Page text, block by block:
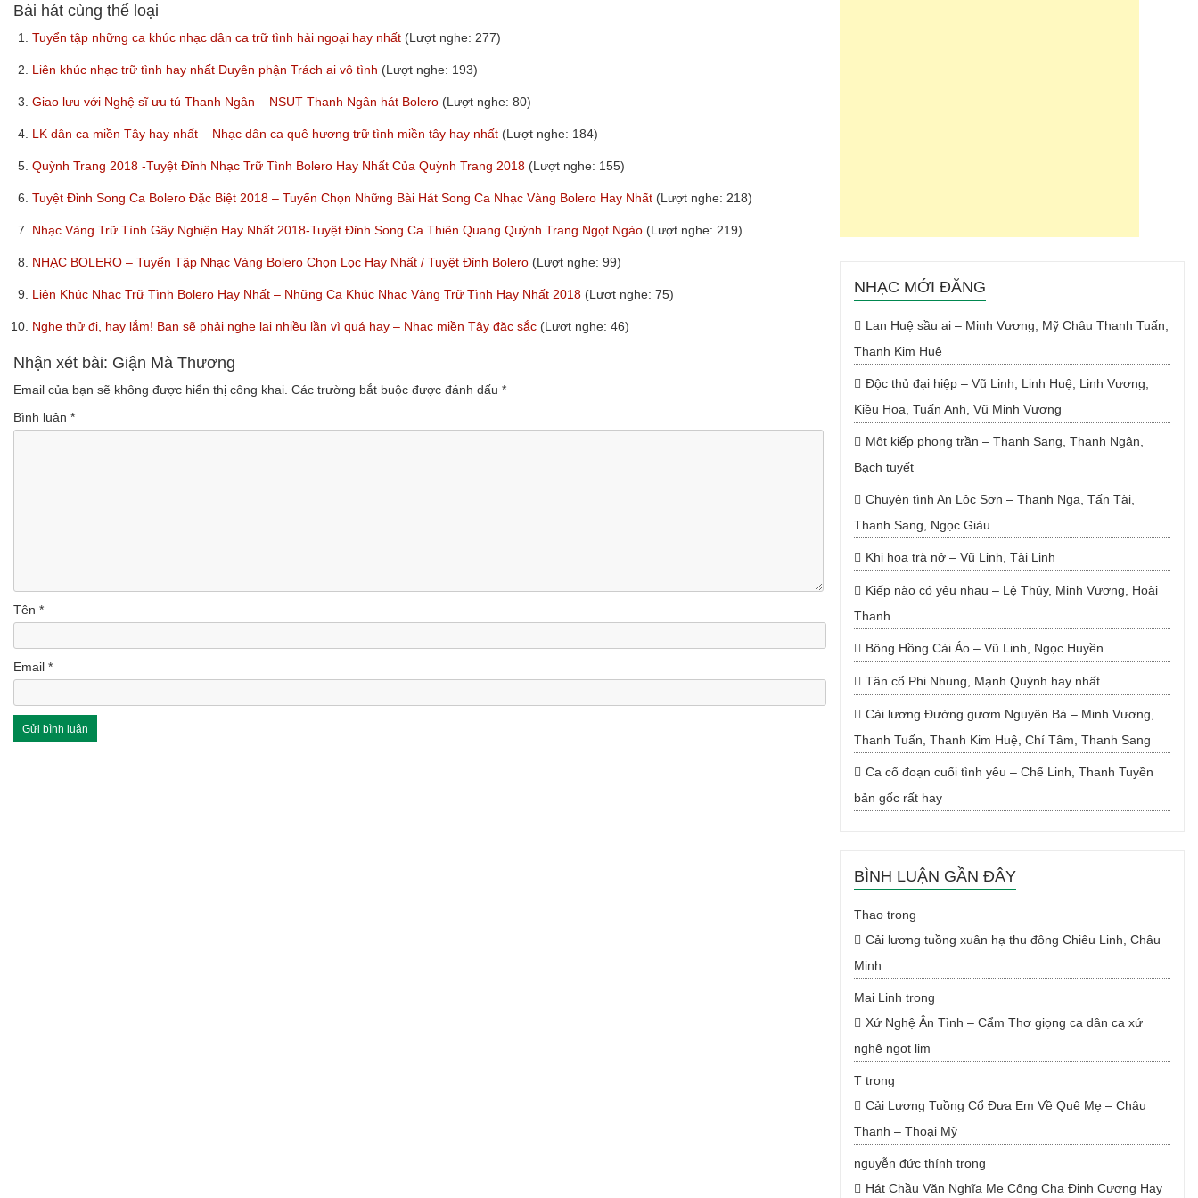
Bài hát cùng thể loại
1. Tuyển tập những ca khúc nhạc dân ca trữ tình hải ngoại hay nhất (Lượt nghe: 277)
2. Liên khúc nhạc trữ tình hay nhất Duyên phận Trách ai vô tình (Lượt nghe: 193)
3. Giao lưu với Nghệ sĩ ưu tú Thanh Ngân – NSUT Thanh Ngân hát Bolero (Lượt nghe: 80)
4. LK dân ca miền Tây hay nhất – Nhạc dân ca quê hương trữ tình miền tây hay nhất (Lượt nghe: 184)
5. Quỳnh Trang 2018 -Tuyệt Đỉnh Nhạc Trữ Tình Bolero Hay Nhất Của Quỳnh Trang 2018 (Lượt nghe: 155)
6. Tuyệt Đỉnh Song Ca Bolero Đặc Biệt 2018 – Tuyển Chọn Những Bài Hát Song Ca Nhạc Vàng Bolero Hay Nhất (Lượt nghe: 218)
7. Nhạc Vàng Trữ Tình Gây Nghiện Hay Nhất 2018-Tuyệt Đỉnh Song Ca Thiên Quang Quỳnh Trang Ngọt Ngào (Lượt nghe: 219)
8. NHẠC BOLERO – Tuyển Tập Nhạc Vàng Bolero Chọn Lọc Hay Nhất / Tuyệt Đỉnh Bolero (Lượt nghe: 99)
9. Liên Khúc Nhạc Trữ Tình Bolero Hay Nhất – Những Ca Khúc Nhạc Vàng Trữ Tình Hay Nhất 2018 (Lượt nghe: 75)
10. Nghe thử đi, hay lắm! Bạn sẽ phải nghe lại nhiều lần vì quá hay – Nhạc miền Tây đặc sắc (Lượt nghe: 46)
Nhận xét bài: Giận Mà Thương
Email của bạn sẽ không được hiển thị công khai. Các trường bắt buộc được đánh dấu *
Bình luận *
Tên *
Email *
NHẠC MỚI ĐĂNG
Lan Huệ sầu ai – Minh Vương, Mỹ Châu Thanh Tuấn,
Thanh Kim Huệ
Độc thủ đại hiệp – Vũ Linh, Linh Huệ, Linh Vương,
Kiều Hoa, Tuấn Anh, Vũ Minh Vương
Một kiếp phong trần – Thanh Sang, Thanh Ngân,
Bạch tuyết
Chuyện tình An Lộc Sơn – Thanh Nga, Tấn Tài,
Thanh Sang, Ngọc Giàu
Khi hoa trà nở – Vũ Linh, Tài Linh
Kiếp nào có yêu nhau – Lệ Thủy, Minh Vương, Hoài
Thanh
Bông Hồng Cài Áo – Vũ Linh, Ngọc Huyền
Tân cổ Phi Nhung, Mạnh Quỳnh hay nhất
Cải lương Đường gươm Nguyên Bá – Minh Vương,
Thanh Tuấn, Thanh Kim Huệ, Chí Tâm, Thanh Sang
Ca cổ đoạn cuối tình yêu – Chế Linh, Thanh Tuyền
bản gốc rất hay
BÌNH LUẬN GẦN ĐÂY
Thaotrong
Cải lương tuồng xuân hạ thu đông Chiêu Linh, Châu
Minh
Mai Linh trong
Xứ Nghệ Ân Tình – Cẩm Thơ giọng ca dân ca xứ
nghệ ngọt lịm
Ttrong
Cải Lương Tuồng Cổ Đưa Em Về Quê Mẹ – Châu
Thanh – Thoại Mỹ
nguyễn đức thính trong
Hát Chầu Văn Nghĩa Mẹ Công Cha Đinh Cương Hay